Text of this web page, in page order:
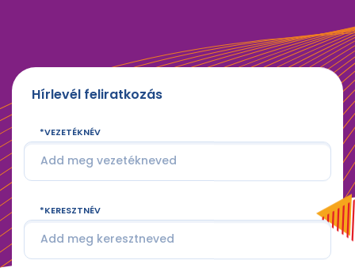
Hírlevél feliratkozás
VEZETÉKNÉV
KERESZTNÉV